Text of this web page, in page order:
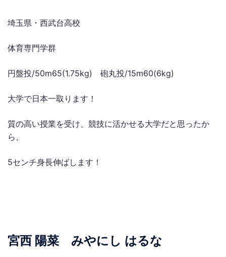
埼玉県・西武台高校
体育専門学群
円盤投/50m65(1.75kg) 砲丸投/15m60(6kg)
大学で日本一取ります！
質の高い授業を受け、競技に活かせる大学だと思ったか
ら。
5センチ身長伸ばします！
宮西 陽菜 みやにし はるな